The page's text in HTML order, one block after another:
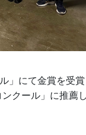
」にて金賞を受
クール」に推薦